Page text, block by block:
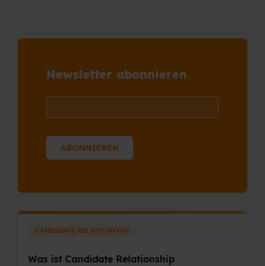
Newsletter abonnieren
CANDIDATE RELATIONSHIP
Was ist Candidate Relationship